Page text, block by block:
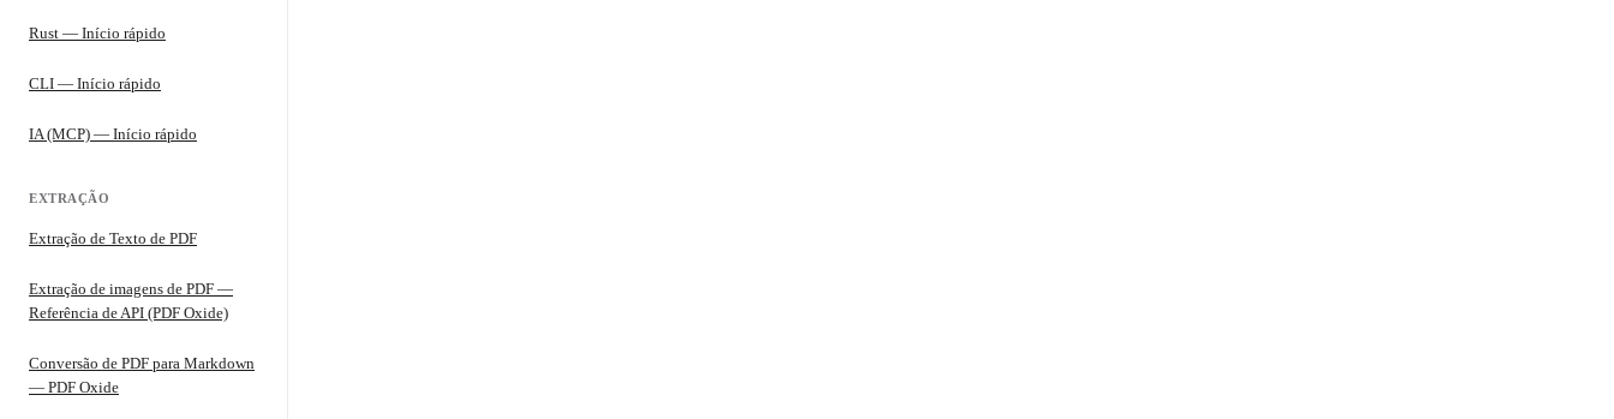
Rust — Início rápido
CLI — Início rápido
IA (MCP) — Início rápido
EXTRAÇÃO
Extração de Texto de PDF
Extração de imagens de PDF —
Referência de API (PDF Oxide)
Conversão de PDF para Markdown
— PDF Oxide